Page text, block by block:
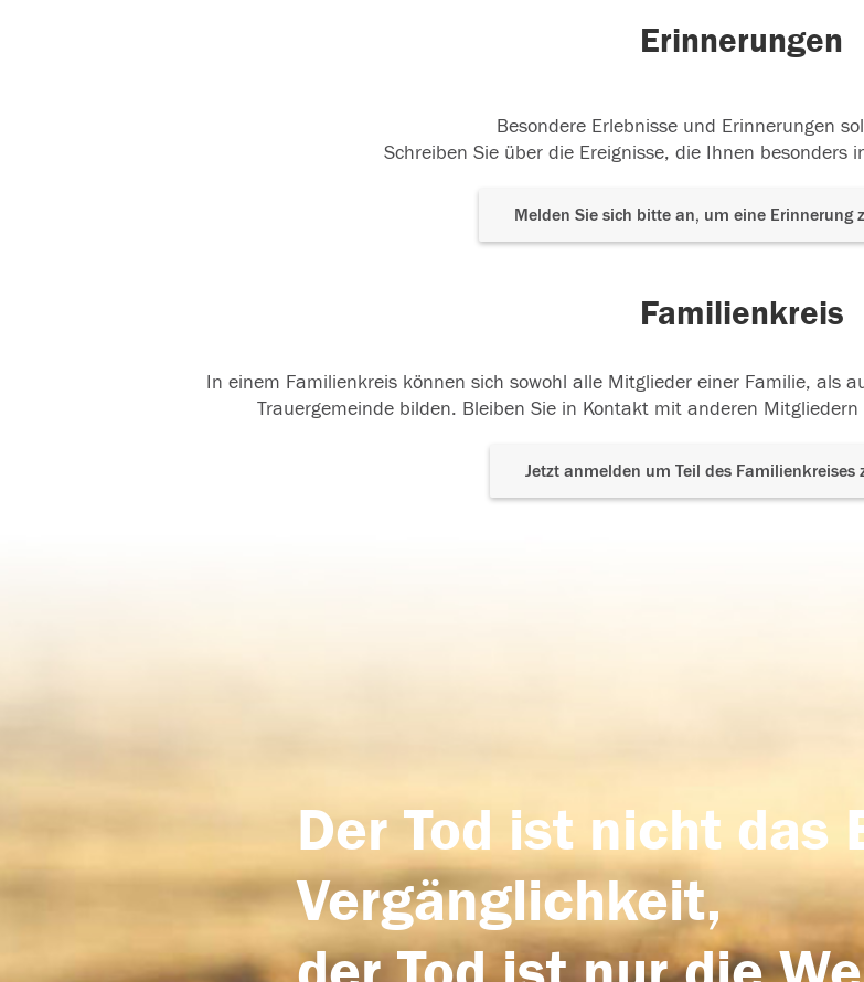
Erinnerungen
Besondere Erlebnisse und Erinnerungen
Schreiben Sie über die Ereignisse, die Ihnen besonders
Melden Sie sich bitte an, um eine Erinnerung
Familienkreis
In einem Familienkreis können sich sowohl alle Mitglieder einer Familie, als
Trauergemeinde bilden. Bleiben Sie in Kontakt mit anderen
Jetzt anmelden um Teil des Familienkreises
Der Tod ist nicht das
Vergänglichkeit,